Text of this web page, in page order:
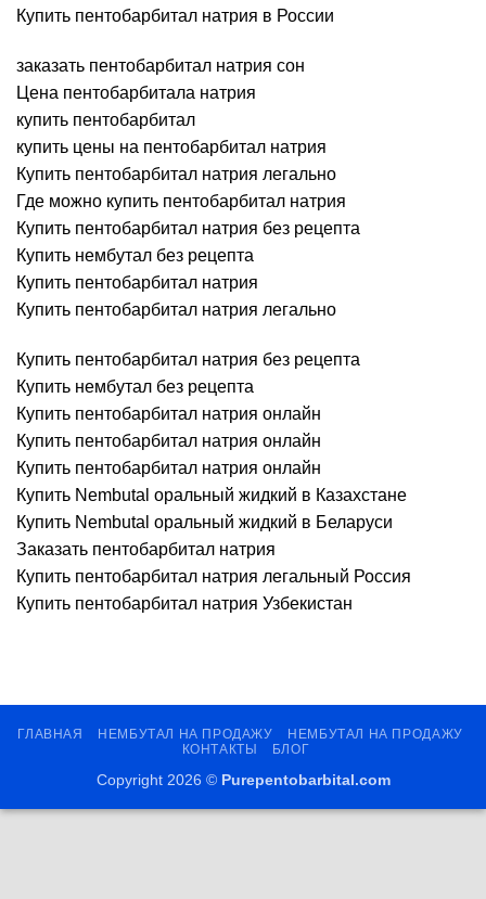
Купить пентобарбитал натрия в России
заказать пентобарбитал натрия сон
Цена пентобарбитала натрия
купить пентобарбитал
купить цены на пентобарбитал натрия
Купить пентобарбитал натрия легально
Где можно купить пентобарбитал натрия
Купить пентобарбитал натрия без рецепта
Купить нембутал без рецепта
Купить пентобарбитал натрия
Купить пентобарбитал натрия легально
Купить пентобарбитал натрия без рецепта
Купить нембутал без рецепта
Купить пентобарбитал натрия онлайн
Купить пентобарбитал натрия онлайн
Купить пентобарбитал натрия онлайн
Купить Nembutal оральный жидкий в Казахстане
Купить Nembutal оральный жидкий в Беларуси
Заказать пентобарбитал натрия
Купить пентобарбитал натрия легальный Россия
Купить пентобарбитал натрия Узбекистан
ГЛАВНАЯ НЕМБУТАЛ НА ПРОДАЖУ
НЕМБУТАЛ НА ПРОДАЖУ
КОНТАКТЫ
БЛОГ
Copyright 2026 © Purepentobarbital.com